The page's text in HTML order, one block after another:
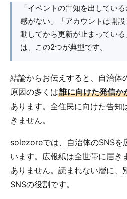
「イベントの告知を出してい
感がない」「アカウントは開
動してから更新が止まってい
は、この2つが典型です。
結論からお伝えすると、自治体
原因の多くは誰に向けた発信か
あります。全住民に向けた告知
きません。
solezoreでは、自治体のSNSを
います。広報紙は全世帯に届き
ありません。読まれない層に、
SNSの役割です。